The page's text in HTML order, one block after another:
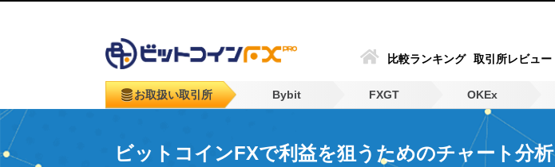
比較ランキング 取引所レビュー
お取扱い取引所 Bybit FXGT OKEx
ビットコインFXで利益を狙うためのチャート分析